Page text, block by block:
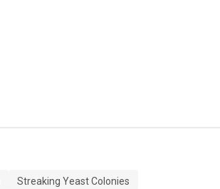
Streaking Yeast Colonies